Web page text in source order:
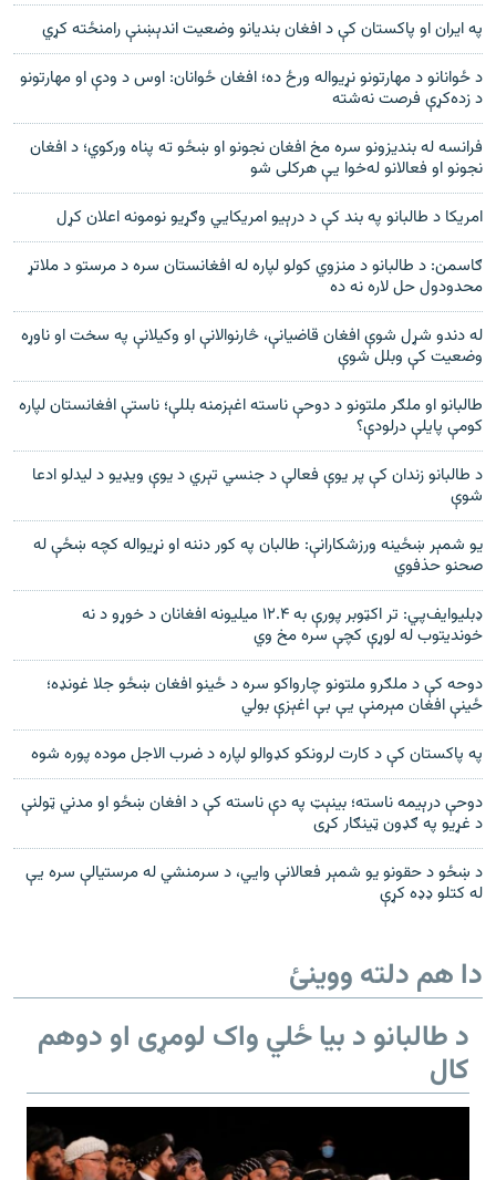
په ایران او پاکستان کې د افغان بندیانو وضعیت اندېښنې رامنځته کړي
د ځوانانو د مهارتونو نړيواله ورځ ده؛ افغان ځوانان: اوس د ودې او مهارتونو
د زده‌کړې فرصت نه‌شته
فرانسه له بنديزونو سره مخ افغان نجونو او ښځو ته پناه ورکوي؛ د افغان
نجونو او فعالانو له‌خوا يې هرکلی شو
امريکا د طالبانو په بند کې د درېیو امريکايي وګړيو نومونه اعلان کړل
ګاسمن: د طالبانو د منزوي کولو لپاره له افغانستان سره د مرستو د ملاتړ
محدودول حل لاره نه ده
له دندو شړل شوې افغان قاضیانې، څارنوالانې او وکیلانې په سخت او ناوړه
وضعیت کې وبلل شوې
طالبانو او ملګر ملتونو د دوحې ناسته اغېزمنه بللې؛ ناستې افغانستان لپاره
کومې پايلې درلودې؟
د طالبانو زندان کې پر یوې فعالې د جنسي تېري د یوې ویډیو د لیدلو ادعا
شوې
یو شمېر ښځینه ورزشکارانې: طالبان په کور دننه او نړیواله کچه ښځې له
صحنو حذفوي
ډبلیوایف‌پي: تر اکټوبر پورې به ۱۲.۴ میلیونه افغانان د خوړو د نه
خوندیتوب له لوړې کچې سره مخ وي
دوحه کې د ملګرو ملتونو چارواکو سره د ځینو افغان ښځو جلا غونډه؛
ځینې افغان مېرمنې یې بې اغېزې بولي
په پاکستان کې د کارت لرونکو کډوالو لپاره د ضرب الاجل موده پوره شوه
دوحې درېیمه ناسته؛ بینېټ په دې ناسته کې د افغان ښځو او مدني ټولنې
د غړیو په ګډون ټینګار کړی
د ښځو د حقونو یو شمېر فعالانې وايي، د سرمنشي له مرستیالې سره یې
له کتلو ډډه کړې
دا هم دلته ووینئ
د طالبانو د بیا ځلي واک لومړی او دوهم
کال